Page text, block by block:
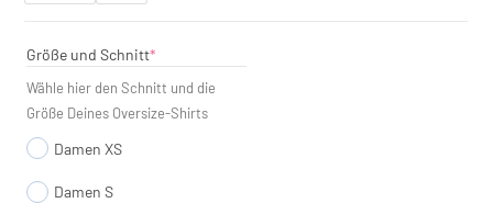
Größe und Schnitt*
Wähle hier den Schnitt und die
Größe Deines Oversize-Shirts
Damen XS
Damen S